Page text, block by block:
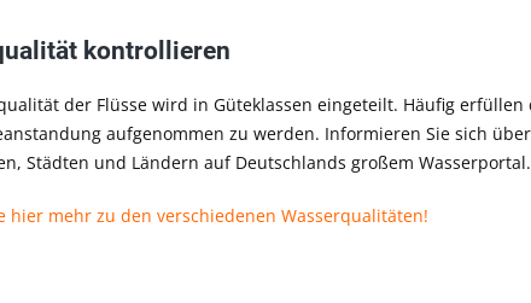
kontrollieren
der Flüsse wird in Güteklassen eingeteilt. Häufig
aufgenommen zu werden. Informieren Sie sich
Städten und Ländern auf Deutschlands großem Wasserportal.
hier mehr zu den verschiedenen Wasserqualitäten!